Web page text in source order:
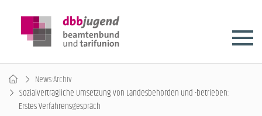
News-Archiv
Sozialverträgliche Umsetzung von Landesbehörden und -betrieben:
Erstes Verfahrensgespräch